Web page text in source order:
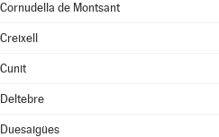
Cornudella de Montsant
Creixell
Cunit
Deltebre
Duesaigües